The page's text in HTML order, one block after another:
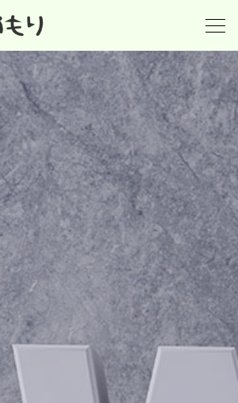
ホーム
英会話(小学生)
英検
個別指導の塾
派遣(英語教師の派遣)
講師紹介
What's new！